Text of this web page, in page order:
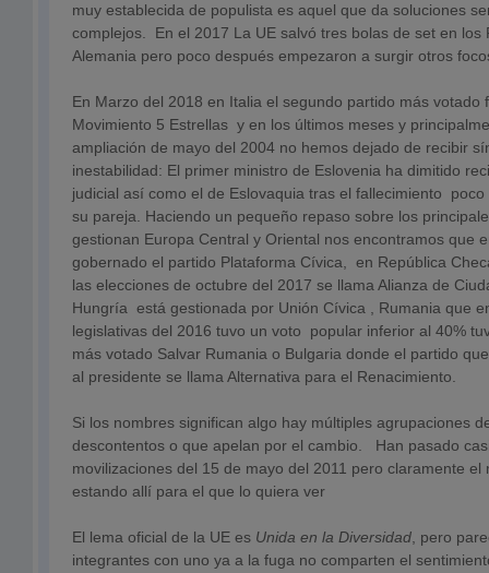
muy establecida de populista es aquel que da soluciones
complejos. En el 2017 La UE salvó tres bolas de set en los
Alemania pero poco después empezaron a surgir otros
En Marzo del 2018 en Italia el segundo partido más votado
Movimiento 5 Estrellas y en los últimos meses y
ampliación de mayo del 2004 no hemos dejado de recibir
inestabilidad: El primer ministro de Eslovenia ha dimitido
judicial así como el de Eslovaquia tras el fallecimiento
su pareja. Haciendo un pequeño repaso sobre los
gestionan Europa Central y Oriental nos encontramos que
gobernado el partido Plataforma Cívica, en República
las elecciones de octubre del 2017 se llama Alianza de
Hungría está gestionada por Unión Cívica , Rumania que
legislativas del 2016 tuvo un voto popular inferior al 40%
más votado Salvar Rumania o Bulgaria donde el partido
al presidente se llama Alternativa para el Renacimiento.
Si los nombres significan algo hay múltiples agrupaciones
descontentos o que apelan por el cambio. Han pasado
movilizaciones del 15 de mayo del 2011 pero claramente el
estando allí para el que lo quiera ver
El lema oficial de la UE es Unida en la Diversidad , pero
integrantes con uno ya a la fuga no comparten el